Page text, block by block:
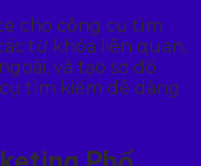
cho công cụ tìm
từ khóa liên quan,
và tạo sơ đồ
tìm kiếm dễ dàng